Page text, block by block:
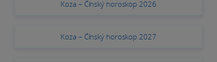
Koza – Čínský horoskop 2026
Koza – Čínský horoskop 2027